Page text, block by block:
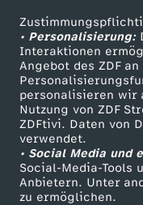
• Personalisierung:
Interaktionen
Angebot des ZDF
personalisieren wir
Nutzung von ZDF
ZDFtivi. Daten von
verwendet.
• Social Media und
Social-Media-Tools
Anbietern. Unter
zu ermöglichen.
t
e
n
Livestreams
Sendungen A-Z
TV-Programm
ZDF Unternehmen
Karriere